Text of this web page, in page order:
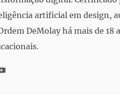
artificial em design,
DeMolay há mais de